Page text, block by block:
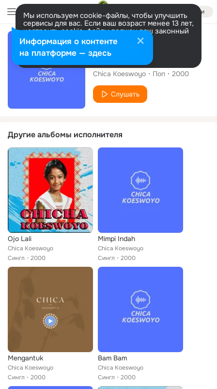
Войти
Мы используем cookie-файлы, чтобы улучшить
сервисы для вас. Если ваш возраст менее 13 лет,
настроить cookie-файлы должен ваш законный
представитель. Больше информации
Разрешить все Настроить
Сингл
Mengantuk
Chica Koeswoyo Поп 2000
Слушать
Другие альбомы исполнителя
Ojo Lali
Chica Koeswoyo
Сингл
2000
Mimpi Indah
Chica Koeswoyo
Сингл
2000
Mengantuk
Chica Koeswoyo
Сингл
2000
Bam Bam
Chica Koeswoyo
Сингл
2000
Информация о контенте
на платформе — здесь